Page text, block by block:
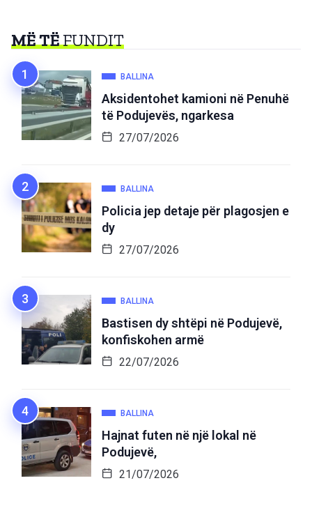
MË TËFUNDIT
BALLINA
Aksidentohet kamioni në Penuhë
të Podujevës, ngarkesa
27/07/2026
BALLINA
Policia jep detaje për plagosjen e
dy
27/07/2026
BALLINA
Bastisen dy shtëpi në Podujevë,
konfiskohen armë
22/07/2026
BALLINA
Hajnat futen në një lokal në
Podujevë,
21/07/2026